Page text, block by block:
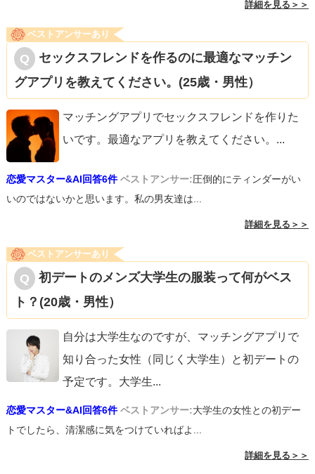
詳細を見る＞＞
ベストアンサーあり
セックスフレンドを作るのに最適なマッチン
グアプリを教えてください。(25歳・男性）
マッチングアプリでセックスフレンドを作りた
いです。最適なアプリを教えてください。 ...
恋愛マスター&AI回答6件 ベストアンサー:圧倒的にティンダーがい
いのではないかと思います。私の男友達は...
詳細を見る＞＞
ベストアンサーあり
初デートのメンズ大学生の服装って何がベス
ト？(20歳・男性）
自分は大学生なのですが、マッチングアプリで
知り合った女性（同じく大学生）と初デートの
予定です。大学生...
恋愛マスター&AI回答6件 ベストアンサー:大学生の女性との初デー
トでしたら、清潔感に気をつけていればよ...
詳細を見る＞＞